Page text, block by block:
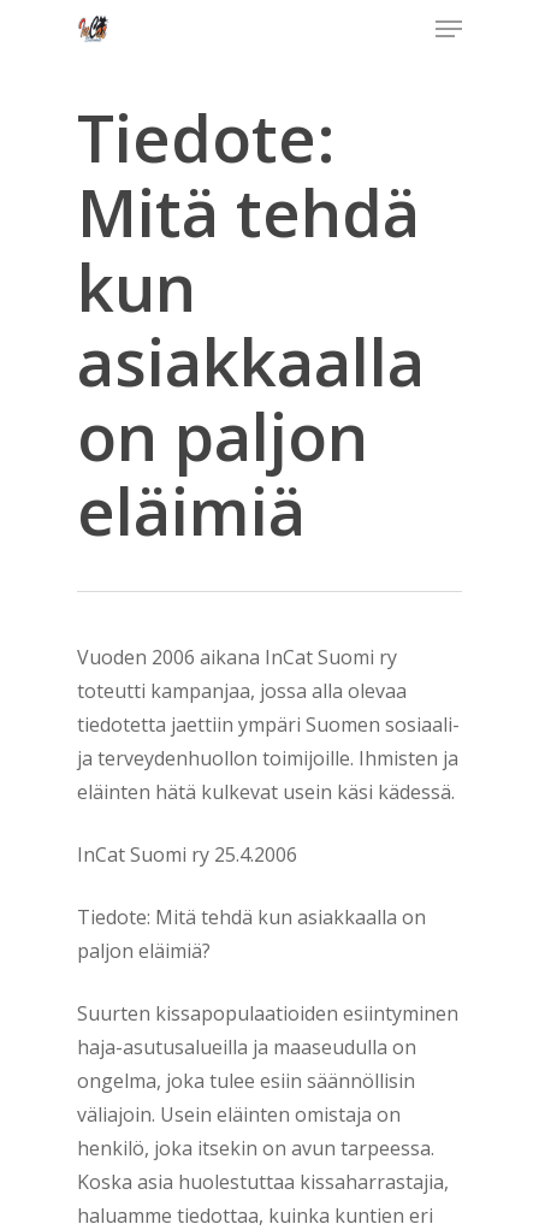
Menu
Tiedote:
Mitä tehdä
kun
asiakkaalla
on paljon
eläimiä
Vuoden 2006 aikana InCat Suomi ry
toteutti kampanjaa, jossa alla olevaa
tiedotetta jaettiin ympäri Suomen sosiaali-
ja terveydenhuollon toimijoille. Ihmisten ja
eläinten hätä kulkevat usein käsi kädessä.
InCat Suomi ry 25.4.2006
Tiedote: Mitä tehdä kun asiakkaalla on
paljon eläimiä?
Suurten kissapopulaatioiden esiintyminen
haja-asutusalueilla ja maaseudulla on
ongelma, joka tulee esiin säännöllisin
väliajoin. Usein eläinten omistaja on
henkilö, joka itsekin on avun tarpeessa.
Koska asia huolestuttaa kissaharrastajia,
haluamme tiedottaa, kuinka kuntien eri